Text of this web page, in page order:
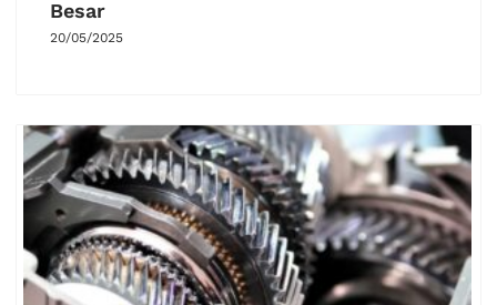
Besar
20/05/2025